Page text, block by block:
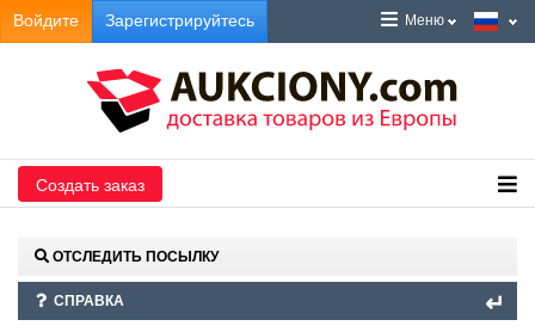
Войдите Зарегистрируйтесь Меню
Создать заказ
ОТСЛЕДИТЬ ПОСЫЛКУ
СПРАВКА